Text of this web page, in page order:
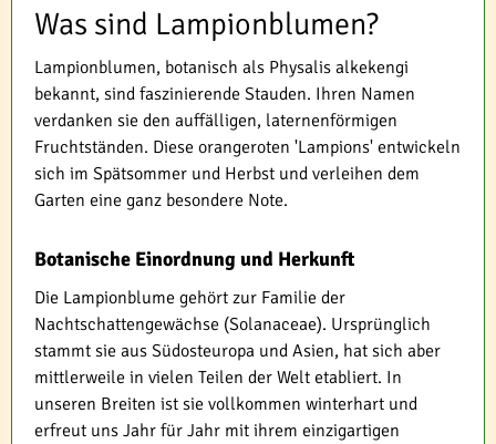
Was sind Lampionblumen?
Lampionblumen, botanisch als Physalis alkekengi
bekannt, sind faszinierende Stauden. Ihren Namen
verdanken sie den auffälligen, laternenförmigen
Fruchtständen. Diese orangeroten 'Lampions' entwickeln
sich im Spätsommer und Herbst und verleihen dem
Garten eine ganz besondere Note.
Botanische Einordnung und Herkunft
Die Lampionblume gehört zur Familie der
Nachtschattengewächse (Solanaceae). Ursprünglich
stammt sie aus Südosteuropa und Asien, hat sich aber
mittlerweile in vielen Teilen der Welt etabliert. In
unseren Breiten ist sie vollkommen winterhart und
erfreut uns Jahr für Jahr mit ihrem einzigartigen